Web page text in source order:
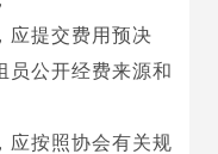
应提交费用预决
员公开经费来源和
应按照协会有关规